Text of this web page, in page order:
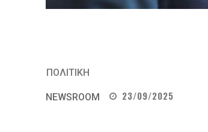
ΠΟΛΙΤΙΚΗ
NEWSROOM 23/09/2025